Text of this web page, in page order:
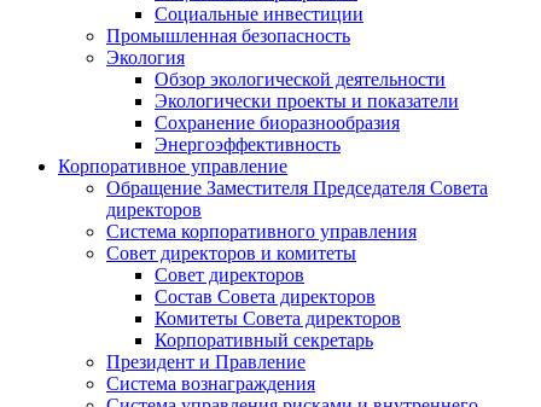
Социальные инвестиции
Промышленная безопасность
Экология
Обзор экологической деятельности
Экологически проекты и показатели
Сохранение биоразнообразия
Энергоэффективность
Корпоративное управление
Обращение Заместителя Председателя Совета
директоров
Система корпоративного управления
Совет директоров и комитеты
Совет директоров
Состав Совета директоров
Комитеты Совета директоров
Корпоративный секретарь
Президент и Правление
Система вознаграждения